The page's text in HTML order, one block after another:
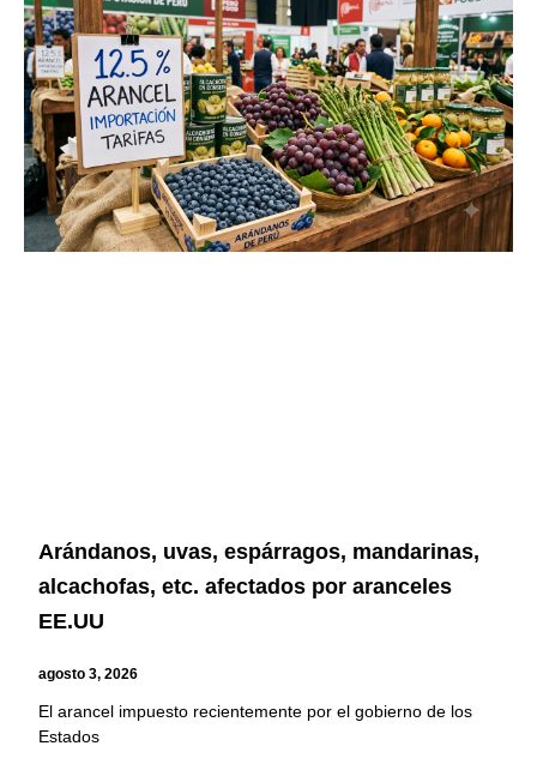
Arándanos, uvas, espárragos, mandarinas,
alcachofas, etc. afectados por aranceles
EE.UU
agosto 3, 2026
El arancel impuesto recientemente por el gobierno de los
Estados